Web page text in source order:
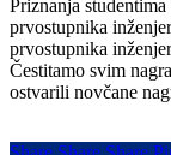
Priznanja
prvostupnika
prvostupnika
Čestitamo svim
ostvarili novčane
Share